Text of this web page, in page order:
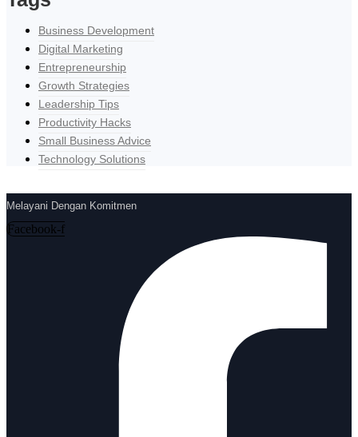
Business Development
Digital Marketing
Entrepreneurship
Growth Strategies
Leadership Tips
Productivity Hacks
Small Business Advice
Technology Solutions
Melayani Dengan Komitmen
Facebook-f